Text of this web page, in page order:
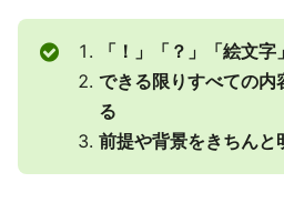
「！」「？」「絵文
できる限りすべての
る
前提や背景をきちんと